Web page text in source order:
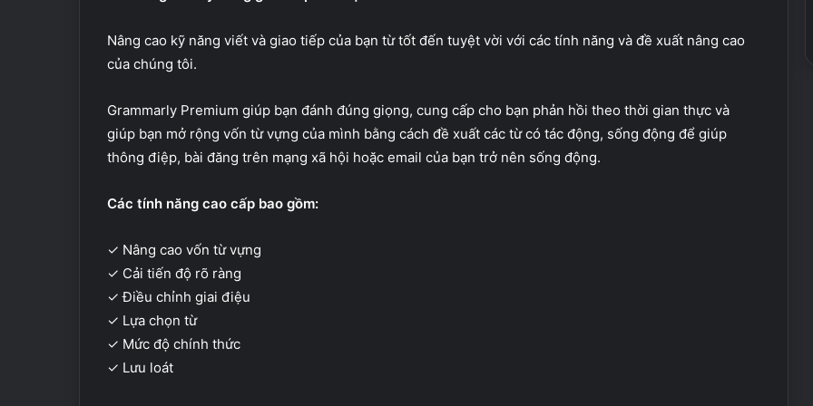
Nâng cao kỹ năng viết và giao tiếp của bạn từ tốt đến tuyệt vời với các tính năng và đề xuất nâng cao
của chúng tôi.
Grammarly Premium giúp bạn đánh đúng giọng, cung cấp cho bạn phản hồi theo thời gian thực và
giúp bạn mở rộng vốn từ vựng của mình bằng cách đề xuất các từ có tác động, sống động để giúp
thông điệp, bài đăng trên mạng xã hội hoặc email của bạn trở nên sống động.
Các tính năng cao cấp bao gồm:
✓ Nâng cao vốn từ vựng
✓ Cải tiến độ rõ ràng
✓ Điều chỉnh giai điệu
✓ Lựa chọn từ
✓ Mức độ chính thức
✓ Lưu loát